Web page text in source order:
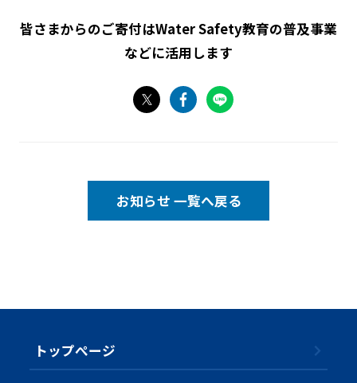
皆さまからのご寄付はWater Safety教育の普及事業
などに活用します
お知らせ 一覧へ戻る
トップぺージ